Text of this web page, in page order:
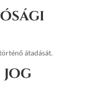
átadását.
jog